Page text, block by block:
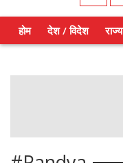
होम देश / विदेश राज्य